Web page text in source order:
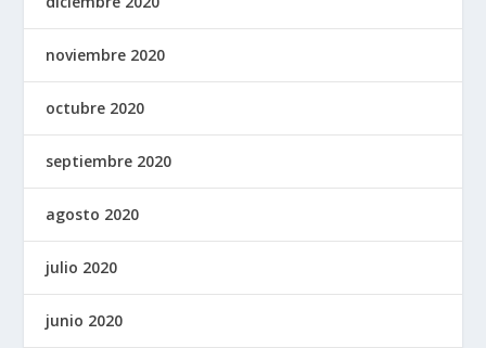
noviembre 2020
octubre 2020
septiembre 2020
agosto 2020
julio 2020
junio 2020